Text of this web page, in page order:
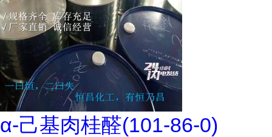
α-己基肉桂醛(101-86-0)